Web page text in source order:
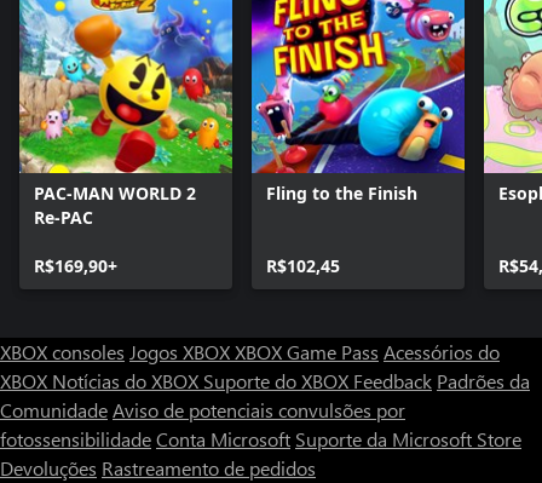
PAC-MAN WORLD 2
Re-PAC
R$169,90+
Fling to the Finish
R$102,45
XBOX consoles Jogos XBOXXBOX Game Pass Acessórios do
XBOX Notícias do XBOX Suporte do XBOX Feedback Padrões da
ComunidadeAviso de potenciais convulsões por
fotossensibilidadeConta Microsoft Suporte da Microsoft Store
Devoluções Rastreamento de pedidos